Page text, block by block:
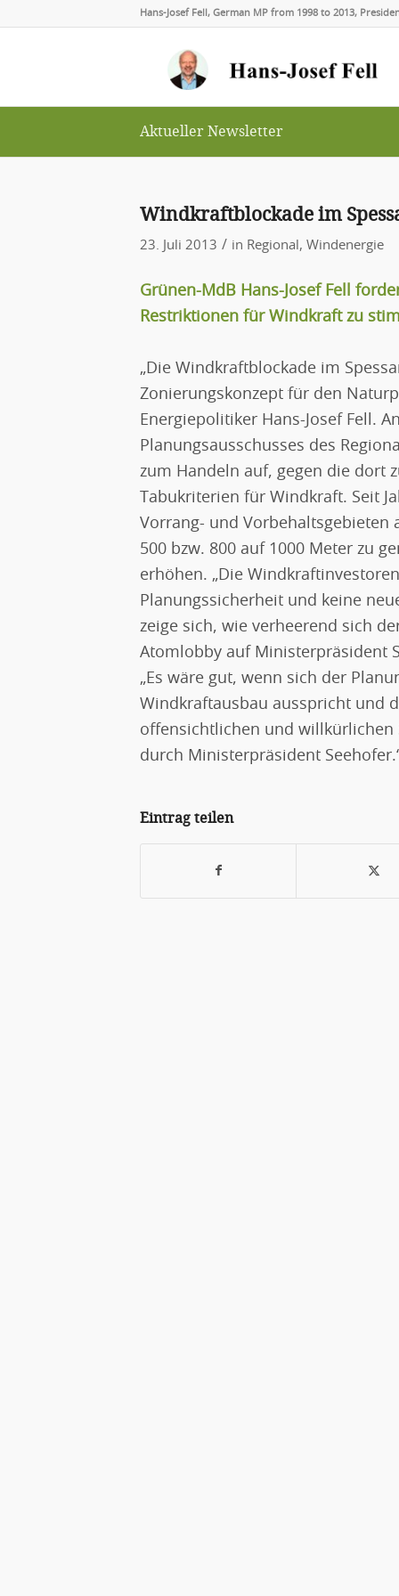
Hans-Josef Fell, German MP from 1998 to 2013,
Aktueller Newsletter
Windkraftblockade im
23. Juli 2013 / in Regional , Windenergie
Grünen-MdB Hans-Josef Fell
Restriktionen für Windkraft zu
„Die Windkraftblockade im
Zonierungskonzept für den
Energiepolitiker Hans-Josef Fell.
Planungsausschusses des
zum Handeln auf, gegen die dort
Tabukriterien für Windkraft. Seit
Vorrang- und Vorbehaltsgebieten
500 bzw. 800 auf 1000 Meter zu
erhöhen. „Die
Planungssicherheit und keine
zeige sich, wie verheerend sich
Atomlobby auf Ministerpräsident
„Es wäre gut, wenn sich der
Windkraftausbau ausspricht und
offensichtlichen und willkürlichen
durch Ministerpräsident
Eintrag teilen